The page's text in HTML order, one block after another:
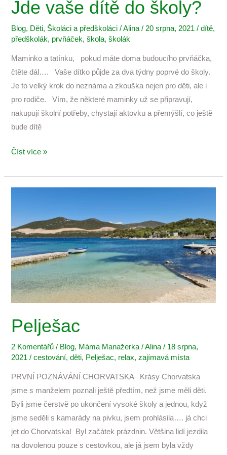
Jde vaše dítě do školy?
Blog, Děti, Školáci a předškoláci /Alina/ 20 srpna, 2021/dítě,
předškolák, prvňáček,škola,školák
Maminko a tatínku, pokud máte doma budoucího prvňáčka,
čtěte dál…. Vaše dítko půjde za dva týdny poprvé do školy.
Je to velký krok do neznáma a zkouška nejen pro děti, ale i
pro rodiče. Vím, že některé maminky už se připravují,
nakupují školní potřeby, chystají aktovku a přemýšlí, co ještě
bude dítě
Číst více »
Pelješac
2 Komentářů / Blog, Máma Manažerka /Alina/ 18 srpna,
2021/cestování,děti, Pelješac, relax,zajímavá místa
PRVNÍ POZNÁVÁNÍ CHORVATSKA Krásy Chorvatska
jsme s manželem poznali ještě předtím, než jsme měli děti.
Byli jsme čerstvě po ukončení vysoké školy a jednou, když
jsme seděli s kamarády na pivku, jsem prohlásila…. já chci
jet do Chorvatska! Byl začátek prázdnin. Většina lidí jezdila
na dovolenou pouze s cestovkou, ale já jsem byla vždy